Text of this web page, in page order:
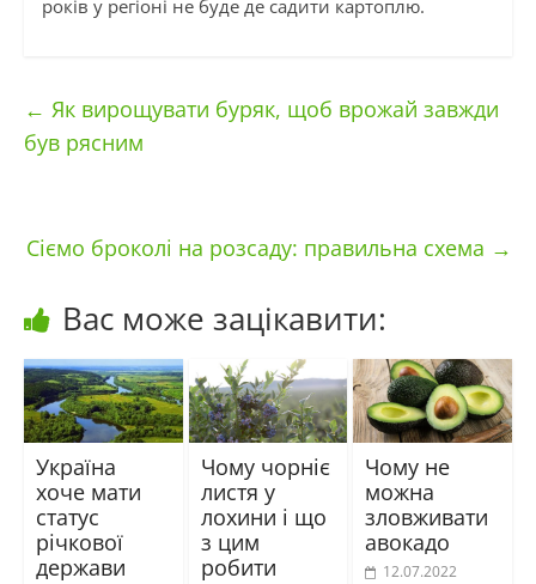
років у регіоні не буде де садити картоплю.
← Як вирощувати буряк, щоб врожай завжди
був рясним
Сіємо броколі на розсаду: правильна схема →
Вас може зацікавити:
Україна
хоче мати
статус
річкової
держави
Чому чорніє
листя у
лохини і що
з цим
робити
Чому не
можна
зловживати
авокадо
12.07.2022